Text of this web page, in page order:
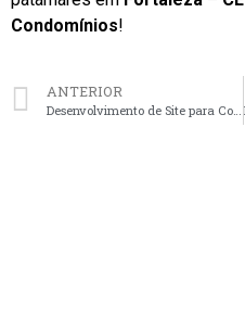
Condomínios!
ANTERIOR